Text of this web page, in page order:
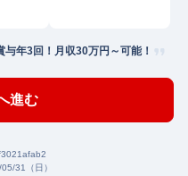
年3回！月収30万円～可能！
進む
31（日）